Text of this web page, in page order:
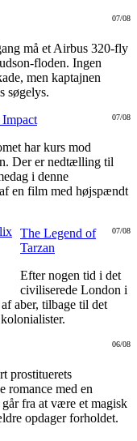
07/08
må et Airbus 320-fly
floden. Ingen
men kaptajnen
søgelys.
07/08
har kurs mod
Der er nedtælling til
i denne
en film med højspændt
07/08
The Legend of
Tarzan
Efter nogen tid i det
civiliserede London i
aber, tilbage til det
06/08
prostituerets
romance med en
fra at være et magisk
opdager forholdet.